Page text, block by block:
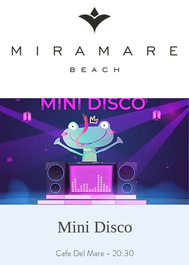
Mini Disco
Cafe Del Mare - 20:30